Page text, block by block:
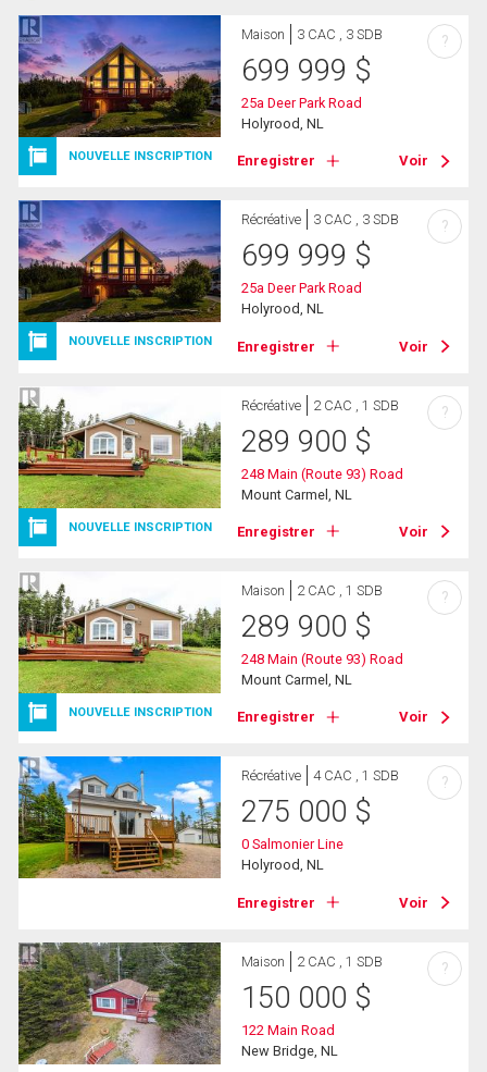
NOUVELLE INSCRIPTION
Maison 3 CAC , 3 SDB
699 999 $
25a Deer Park Road
Holyrood, NL
Enregistrer Voir
?
NOUVELLE INSCRIPTION
Récréative 3 CAC , 3 SDB
699 999 $
25a Deer Park Road
Holyrood, NL
Enregistrer Voir
?
NOUVELLE INSCRIPTION
Récréative 2 CAC , 1 SDB
289 900 $
248 Main (Route 93) Road
Mount Carmel, NL
Enregistrer Voir
?
NOUVELLE INSCRIPTION
Maison 2 CAC , 1 SDB
289 900 $
248 Main (Route 93) Road
Mount Carmel, NL
Enregistrer Voir
?
Récréative 4 CAC , 1 SDB
275 000 $
0 Salmonier Line
Holyrood, NL
Enregistrer Voir
?
Maison 2 CAC , 1 SDB
150 000 $
122 Main Road
New Bridge, NL
?